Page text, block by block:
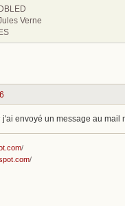
Verne
envoyé un message au mail
/
/